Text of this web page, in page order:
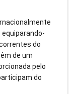
do
de um
pelo
do